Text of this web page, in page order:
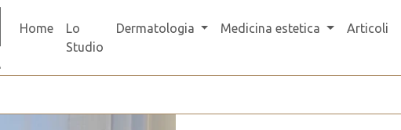
Home
Lo
Studio
Dermatologia Medicina estetica Articoli